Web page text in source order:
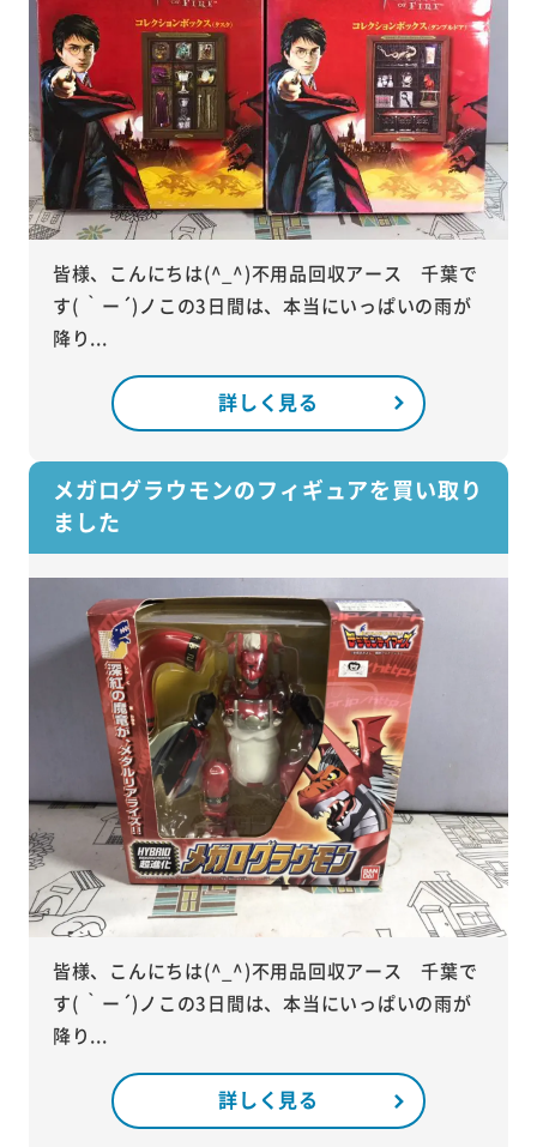
皆様、こんにちは(^_^)不用品回収アース 千葉で
す( ｀ー´)ノこの3日間は、本当にいっぱいの雨が
降り...
詳しく見る
メガログラウモンのフィギュアを買い取り
ました
皆様、こんにちは(^_^)不用品回収アース 千葉で
す( ｀ー´)ノこの3日間は、本当にいっぱいの雨が
降り...
詳しく見る